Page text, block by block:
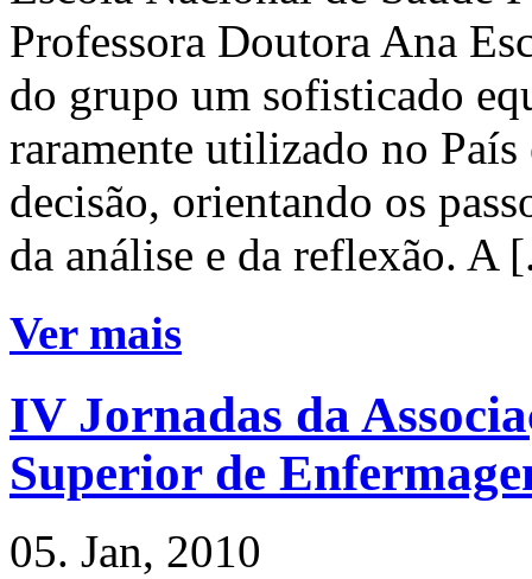
Professora Doutora Ana
do grupo um sofisticado
raramente utilizado no
decisão, orientando os
da análise e da reflexão. A
Ver mais
IV Jornadas da
Superior de
05. Jan, 2010